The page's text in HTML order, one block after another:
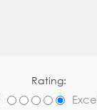
Rating: